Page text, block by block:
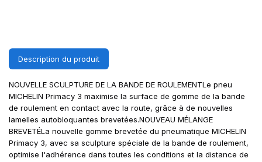
Description du produit
NOUVELLE SCULPTURE DE LA BANDE DE ROULEMENTLe pneu
MICHELIN Primacy 3 maximise la surface de gomme de la bande
de roulement en contact avec la route, grâce à de nouvelles
lamelles autobloquantes brevetées.NOUVEAU MÉLANGE
BREVETÉLa nouvelle gomme brevetée du pneumatique MICHELIN
Primacy 3, avec sa sculpture spéciale de la bande de roulement,
optimise l'adhérence dans toutes les conditions et la distance de